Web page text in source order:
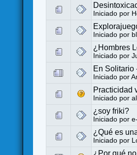
Iniciado por
Iniciado por
¿Hombres
Iniciado por
En Solitario
Iniciado por
Practicidad
Iniciado por
¿soy friki?
Iniciado por
¿Qué es
Iniciado por
¿Por qué